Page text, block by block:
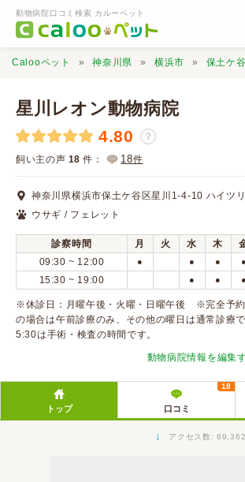
動物病院口コミ検索 カルーペット
動物病院検索
口コミ検索
Calooペットとは？
口コミ投稿
Calooペット 神奈川県 横浜市 保土ケ
星川レオン動物病院
4.80 ？
飼い主の声 18 件： 18件
神奈川県横浜市保土ケ谷区星川1-4-10 ハイツ
ウサギ / フェレット
診察時間 月 火 水 木
09:30 ~ 12:00
● ● ● ●
15:30 ~ 19:00 ● ● ●
※休診日：月曜午後・火曜・日曜午後 ※完全予
の場合は午前診療のみ、その他の曜日は通常診
5:30は手術・検査の時間です。
動物病院情報を編集
トップ 口コミ
18
↓ アクセス数: